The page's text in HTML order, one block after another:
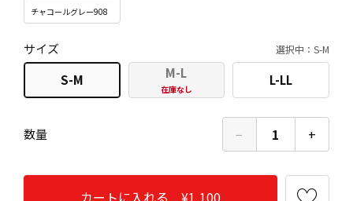
チャコールグレー908
サイズ 選択中：S-M
S-M M-L
在庫なし
L-LL
数量 − 1 +
カートに入れる ¥1,100